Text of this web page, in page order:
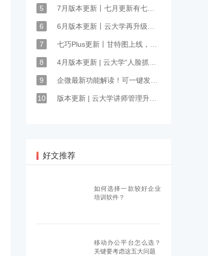
5 7月版本更新丨七月更新有七巧，期待你来体验
6 6月版本更新丨云大学再升级！10+防作弊功能让培训提质增效
7 七巧Plus更新丨甘特图上线，项目进度管理必备
8 4月版本更新 | 云大学“人脸抓拍”神器上线，替考作弊无所遁行
9 企微最新功能解读！可一键发送微信客服名片、视频号名片
10 版本更新 | 云大学讲师管理升级：适岗培训，构建岗位人才梯队
好文推荐
如何选择一款较好企业
培训软件？
移动办公平台怎么选？
关键要考虑这五大问题